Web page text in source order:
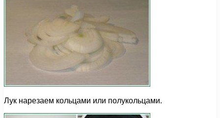
Лук нарезаем кольцами или полукольцами.